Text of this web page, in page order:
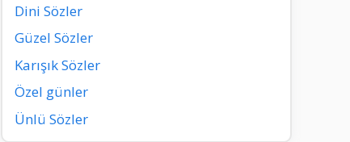
Dini Sözler
Güzel Sözler
Karışık Sözler
Özel günler
Ünlü Sözler